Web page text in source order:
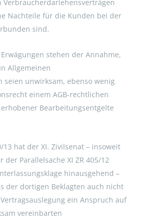
Nachteile für die Kunden bei der
sind.
stehen der Annahme,
Allgemeinen
seien unwirksam, ebenso wenig
einem AGB-rechtlichen
Bearbeitungsentgelte
13 hat der XI. Zivilsenat – insoweit
Parallelsache XI ZR 405/12
hinausgehend –
der dortigen Beklagten auch nicht
ein Anspruch auf
vereinbarten